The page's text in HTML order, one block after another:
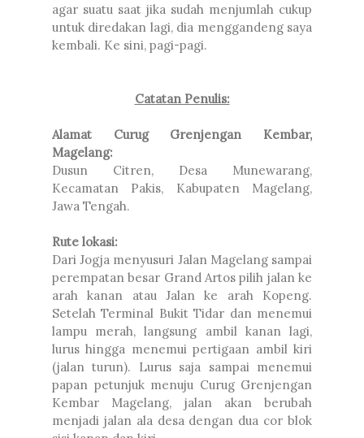
agar suatu saat jika sudah menjumlah cukup
untuk diredakan lagi, dia menggandeng saya
kembali. Ke sini, pagi-pagi.
Catatan Penulis:
Alamat Curug Grenjengan Kembar,
Magelang:
Dusun Citren, Desa Munewarang,
Kecamatan Pakis, Kabupaten Magelang,
Jawa Tengah.
Rute lokasi:
Dari Jogja menyusuri Jalan Magelang sampai
perempatan besar Grand Artos pilih jalan ke
arah kanan atau Jalan ke arah Kopeng.
Setelah Terminal Bukit Tidar dan menemui
lampu merah, langsung ambil kanan lagi,
lurus hingga menemui pertigaan ambil kiri
(jalan turun). Lurus saja sampai menemui
papan petunjuk menuju Curug Grenjengan
Kembar Magelang, jalan akan berubah
menjadi jalan ala desa dengan dua cor blok